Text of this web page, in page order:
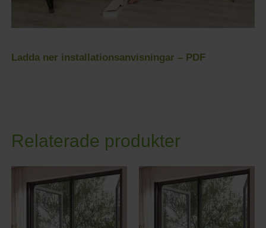
Ladda ner installationsanvisningar – PDF
Relaterade produkter